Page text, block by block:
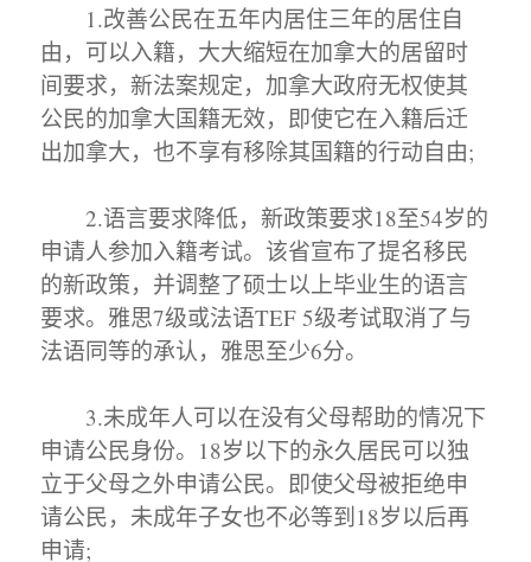
1.改善公民在五年内居住三年的居住自
由，可以入籍，大大缩短在加拿大的居留时
间要求，新法案规定，加拿大政府无权使其
公民的加拿大国籍无效，即使它在入籍后迁
出加拿大，也不享有移除其国籍的行动自由;
2.语言要求降低，新政策要求18至54岁的
申请人参加入籍考试。该省宣布了提名移民
的新政策，并调整了硕士以上毕业生的语言
要求。雅思7级或法语TEF 5级考试取消了与
法语同等的承认，雅思至少6分。
3.未成年人可以在没有父母帮助的情况下
申请公民身份。18岁以下的永久居民可以独
立于父母之外申请公民。即使父母被拒绝申
请公民，未成年子女也不必等到18岁以后再
申请;